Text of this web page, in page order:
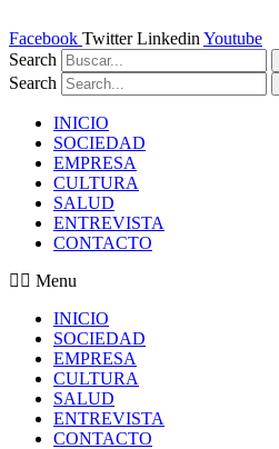
al
contenido
Facebook Twitter Linkedin Youtube
Search
Search
INICIO
SOCIEDAD
EMPRESA
CULTURA
SALUD
ENTREVISTA
CONTACTO
Menu
INICIO
SOCIEDAD
EMPRESA
CULTURA
SALUD
ENTREVISTA
CONTACTO